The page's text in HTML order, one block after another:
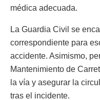
médica adecuada.
La Guardia Civil se
correspondiente para
accidente. Asimismo,
Mantenimiento de
la vía y asegurar la
tras el incidente.